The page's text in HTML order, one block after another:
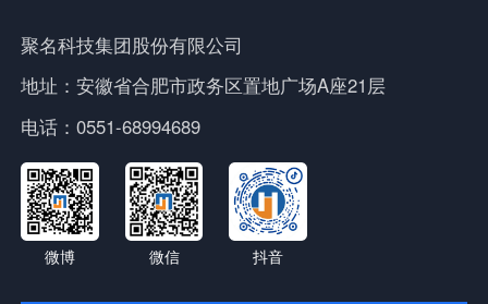
聚名科技集团股份有限公司
地址：安徽省合肥市政务区置地广场A座21层
电话：0551-68994689
微博 微信 抖音